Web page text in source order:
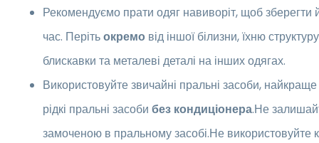
Рекомендуємо прати одяг навиворіт, щоб зберегти
час. Перітьокремо від іншої білизни, їхню
блискавки та металеві деталі на інших одягах.
Використовуйте звичайні пральні засоби,
рідкі пральні засоби без кондиціонера.Не
замоченою в пральному засобі.Не використовуйте